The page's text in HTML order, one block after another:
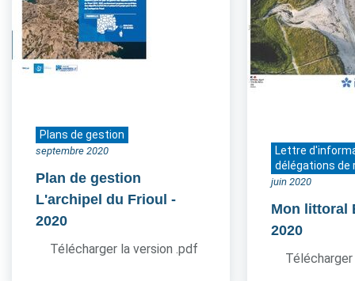
Plans de gestion
septembre 2020
Plan de gestion
L'archipel du Frioul -
2020
Télécharger la version .pdf
Lettre
délégations de
juin 2020
Mon littoral
2020